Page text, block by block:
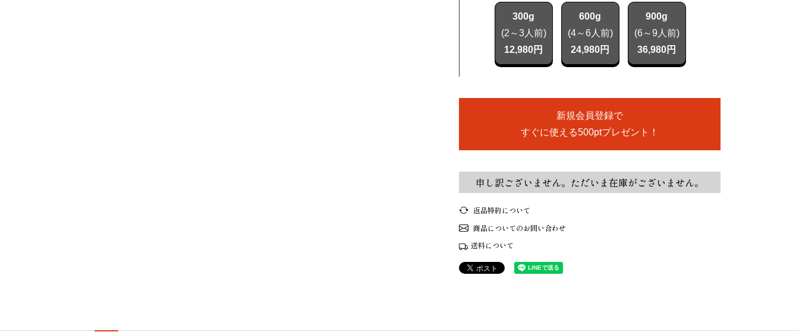
300g
(2～3人前)
12,980円
600g
(4～6人前)
24,980円
900g
(6～9人前)
36,980円
新規会員登録で
すぐに使える500ptプレゼント！
申し訳ございません。ただいま在庫がございません。
返品特約について
商品についてのお問い合わせ
送料について